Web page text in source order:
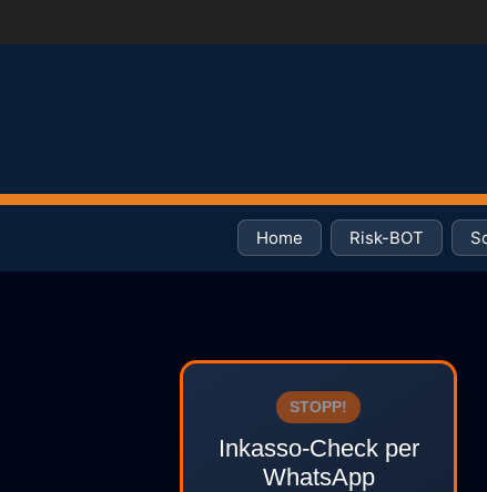
Home Risk-BOT
STOPP!
Inkasso-Check per
WhatsApp